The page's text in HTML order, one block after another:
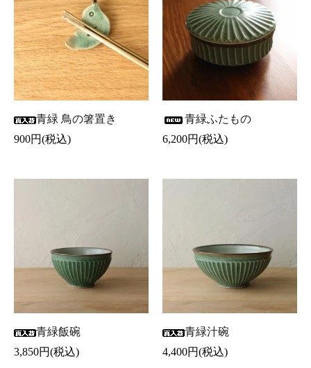
青緑 鳥の箸置き
900円(税込)
青緑ふたもの
6,200円(税込)
青緑飯碗
3,850円(税込)
青緑汁碗
4,400円(税込)